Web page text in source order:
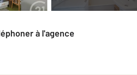
à l'agence